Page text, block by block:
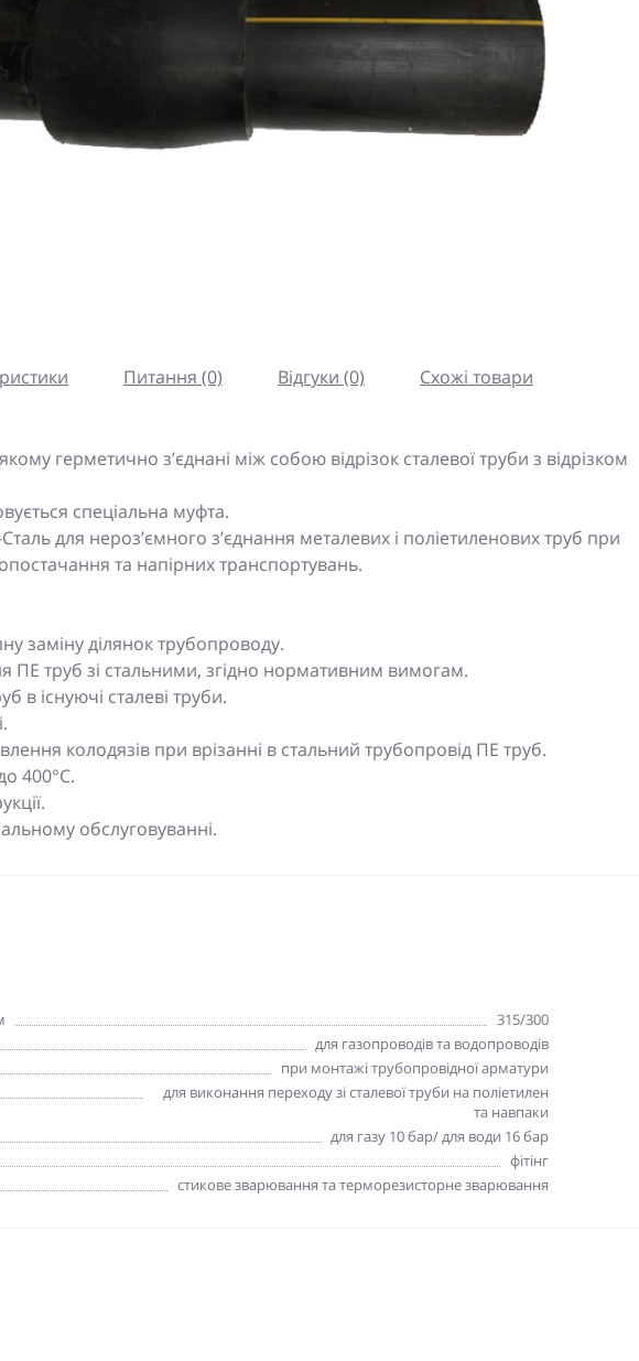
Питання (0) Відгуки (0) Схожі товари
герметично з’єднані між собою відрізок сталевої труби з відрізком
спеціальна муфта.
для нероз’ємного з’єднання металевих і поліетиленових труб при
та напірних транспортувань.
заміну ділянок трубопроводу.
ПЕ труб зі стальними, згідно нормативним вимогам.
в існуючі сталеві труби.
колодязів при врізанні в стальний трубопровід ПЕ труб.
400°C.
обслуговуванні.
315/300
для газопроводів та водопроводів
при монтажі трубопровідної арматури
для виконання переходу зі сталевої труби на поліетилен
та навпаки
для газу 10 бар/ для води 16 бар
фітінг
стикове зварювання та терморезисторне зварювання